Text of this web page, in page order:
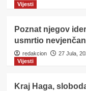
Vijesti
Poznat njegov
usmrtio
redakcion
27 Jula,
Vijesti
Kraj Haga,